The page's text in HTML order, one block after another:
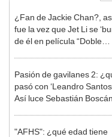
¿Fan de Jackie Chan?,
fue la vez que Jet Li se
de él en película “Doble
Pasión de gavilanes 2:
pasó con ‘Leandro
Así luce Sebastián Boscán,
"AFHS": ¿qué edad tiene